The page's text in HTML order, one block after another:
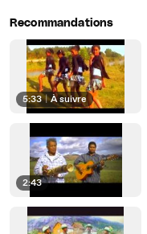
Recommandations
5:33 | À suivre
2:43